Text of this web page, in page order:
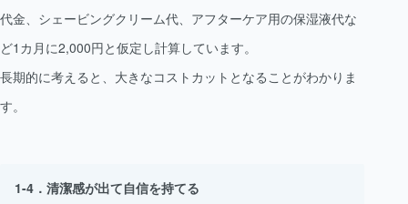
代金、シェービングクリーム代、アフターケア用の保湿液代な
ど1カ月に2,000円と仮定し計算しています。
長期的に考えると、大きなコストカットとなることがわかりま
す。
清潔感が出て自信を持てる